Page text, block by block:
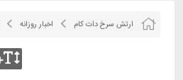
ارتش سرخ دات کام اخبار روزانه